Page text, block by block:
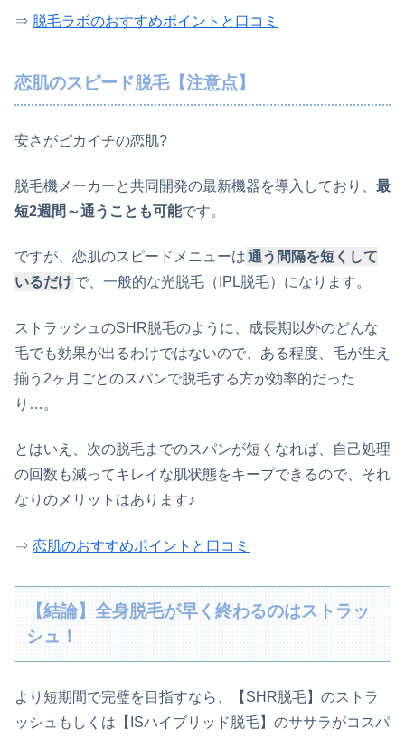
⇒ 脱毛ラボのおすすめポイントと口コミ
恋肌のスピード脱毛【注意点】
安さがピカイチの恋肌?
脱毛機メーカーと共同開発の最新機器を導入しており、 最
短2週間～通うことも可能です。
ですが、恋肌のスピードメニューは通う間隔を短くして
いるだけで、一般的な光脱毛（IPL脱毛）になります。
ストラッシュのSHR脱毛のように、成長期以外のどんな
毛でも効果が出るわけではないので、ある程度、毛が生え
揃う2ヶ月ごとのスパンで脱毛する方が効率的だった
り…。
とはいえ、次の脱毛までのスパンが短くなれば、自己処理
の回数も減ってキレイな肌状態をキープできるので、それ
なりのメリットはあります♪
⇒ 恋肌のおすすめポイントと口コミ
【結論】全身脱毛が早く終わるのはストラッ
シュ！
より短期間で完璧を目指すなら、【SHR脱毛】のストラ
ッシュもしくは【ISハイブリッド脱毛】のササラがコスパ